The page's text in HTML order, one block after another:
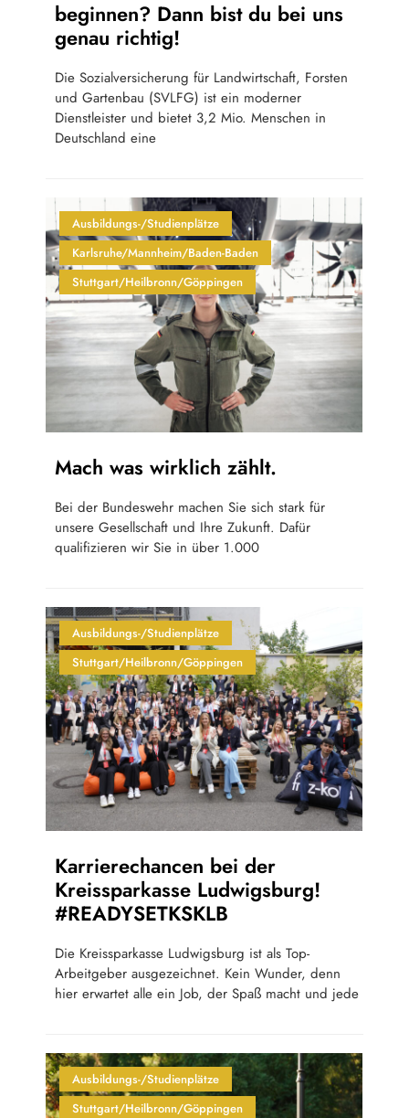
beginnen? Dann bist du bei uns
genau richtig!
Die Sozialversicherung für Landwirtschaft, Forsten
und Gartenbau (SVLFG) ist ein moderner
Dienstleister und bietet 3,2 Mio. Menschen in
Deutschland eine
Ausbildungs-/Studienplätze
Karlsruhe/Mannheim/Baden-Baden
Stuttgart/Heilbronn/Göppingen
Mach was wirklich zählt.
Bei der Bundeswehr machen Sie sich stark für
unsere Gesellschaft und Ihre Zukunft. Dafür
qualifizieren wir Sie in über 1.000
Ausbildungs-/Studienplätze
Stuttgart/Heilbronn/Göppingen
Karrierechancen bei der
Kreissparkasse Ludwigsburg!
#READYSETKSKLB
Die Kreissparkasse Ludwigsburg ist als Top-
Arbeitgeber ausgezeichnet. Kein Wunder, denn
hier erwartet alle ein Job, der Spaß macht und jede
Ausbildungs-/Studienplätze
Stuttgart/Heilbronn/Göppingen